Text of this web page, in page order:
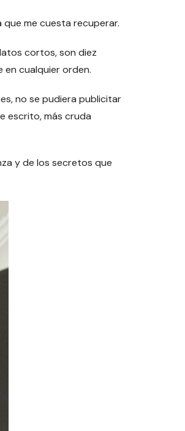
que me cuesta recuperar.
cortos, son diez
en cualquier orden.
no se pudiera publicitar
escrito, más cruda
y de los secretos que